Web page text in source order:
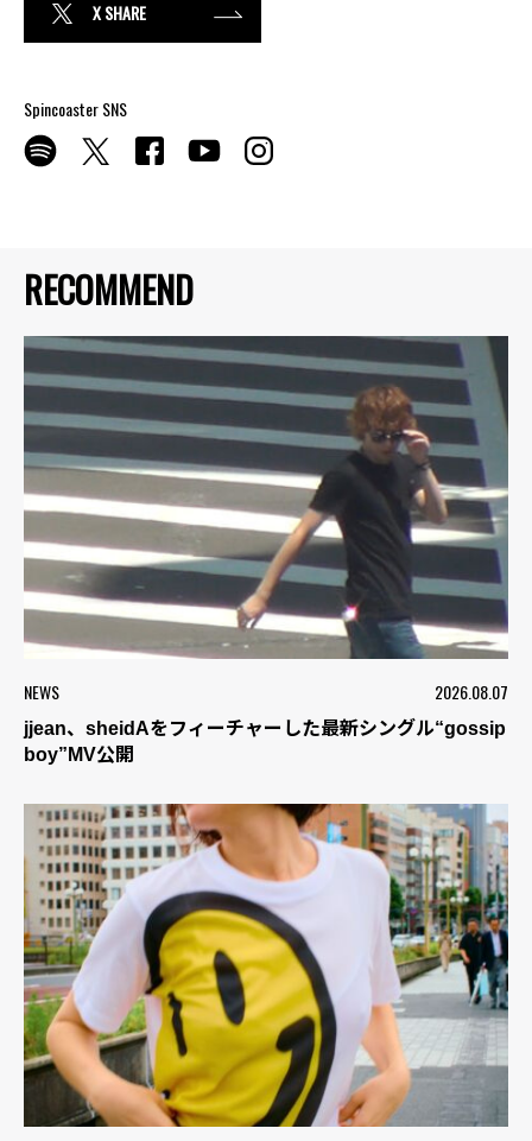
RECOMMEND
NEWS 2026.08.07
jjean、sheidAをフィーチャーした最新シングル“gossip
boy”MV公開
X SHARE
Spincoaster SNS